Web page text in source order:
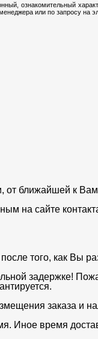
ознакомительный
или по запросу на
от ближайшей к
на сайте
того, как Вы
задержке!
заказа и
Иное время